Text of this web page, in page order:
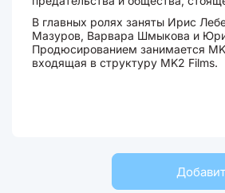
В главных ролях заняты Ирис
Мазуров, Варвара Шмыкова и
Продюсированием занимается
входящая в структуру MK2 Films.